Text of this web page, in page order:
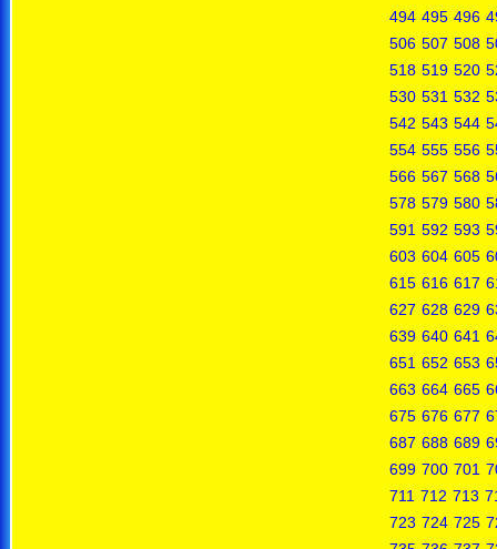
494 495 496
506 507 508
518 519 520
530 531 532
542 543 544
554 555 556
566 567 568
578 579 580
591 592 593
603 604 605
615 616 617
627 628 629
639 640 641
651 652 653
663 664 665
675 676 677
687 688 689
699 700 701
711 712 713
723 724 725